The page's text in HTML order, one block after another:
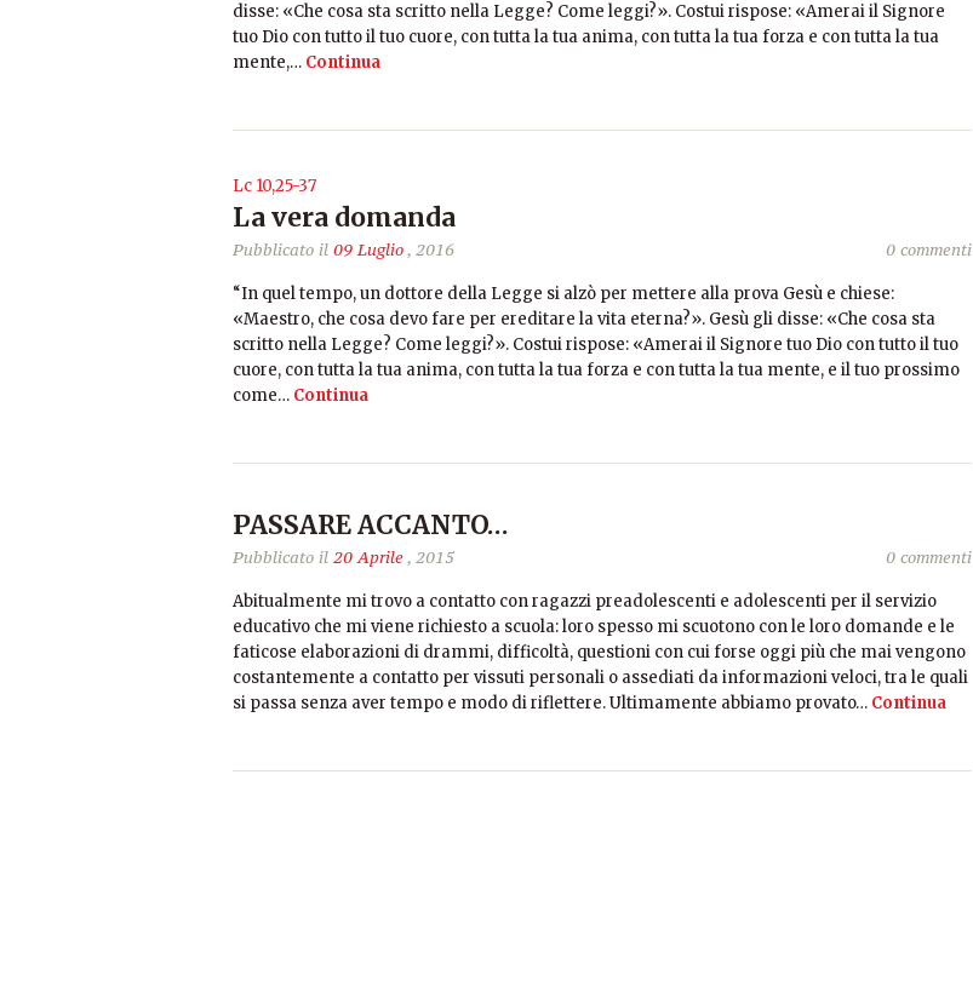
disse: «Che cosa sta scritto nella Legge? Come leggi?». Costui rispose: «Amerai il Signore
tuo Dio con tutto il tuo cuore, con tutta la tua anima, con tutta la tua forza e con tutta la tua
mente,… Continua
Lc 10,25-37
La vera domanda
Pubblicato il 09 Luglio, 2016 0 commenti
“In quel tempo, un dottore della Legge si alzò per mettere alla prova Gesù e chiese:
«Maestro, che cosa devo fare per ereditare la vita eterna?». Gesù gli disse: «Che cosa sta
scritto nella Legge? Come leggi?». Costui rispose: «Amerai il Signore tuo Dio con tutto il tuo
cuore, con tutta la tua anima, con tutta la tua forza e con tutta la tua mente, e il tuo prossimo
come… Continua
PASSARE ACCANTO…
Pubblicato il 20 Aprile, 2015 0 commenti
Abitualmente mi trovo a contatto con ragazzi preadolescenti e adolescenti per il servizio
educativo che mi viene richiesto a scuola: loro spesso mi scuotono con le loro domande e le
faticose elaborazioni di drammi, difficoltà, questioni con cui forse oggi più che mai vengono
costantemente a contatto per vissuti personali o assediati da informazioni veloci, tra le quali
si passa senza aver tempo e modo di riflettere. Ultimamente abbiamo provato… Continua